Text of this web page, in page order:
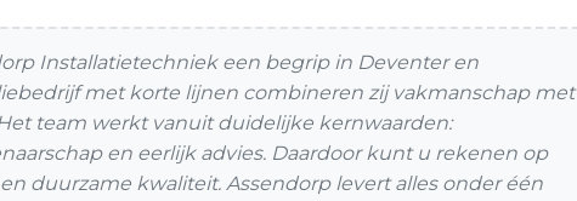
Installatietechniek een begrip in Deventer en
met korte lijnen combineren zij vakmanschap met
team werkt vanuit duidelijke kernwaarden:
en eerlijk advies. Daardoor kunt u rekenen op
duurzame kwaliteit. Assendorp levert alles onder één